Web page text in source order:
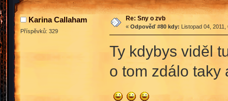
Karina Callaham
Příspěvků: 329
Re: Sny o zvb
« Odpověď #80 kdy: Listopad 04,
Ty kdybys viděl
o tom zdálo taky